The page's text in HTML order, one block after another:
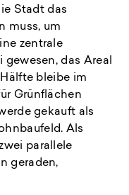
Stadt das
muss, um
zentrale
gewesen, das Areal
bleibe im
Grünflächen
gekauft als
Als
parallele
geraden,